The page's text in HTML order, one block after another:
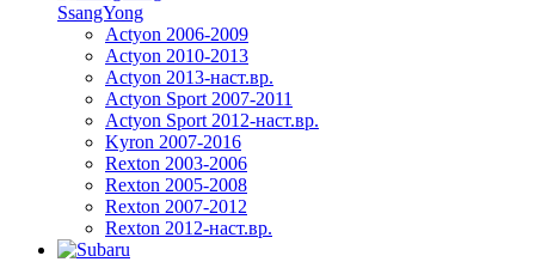
SsangYong
Actyon 2006-2009
Actyon 2010-2013
Actyon 2013-наст.вр.
Actyon Sport 2007-2011
Actyon Sport 2012-наст.вр.
Kyron 2007-2016
Rexton 2003-2006
Rexton 2005-2008
Rexton 2007-2012
Rexton 2012-наст.вр.